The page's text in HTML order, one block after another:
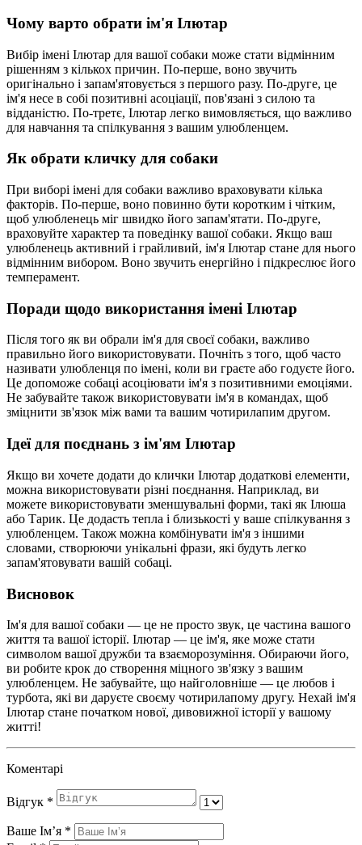
Чому варто обрати ім'я Ілютар
Вибір імені Ілютар для вашої собаки може стати відмінним
рішенням з кількох причин. По-перше, воно звучить
оригінально і запам'ятовується з першого разу. По-друге, це
ім'я несе в собі позитивні асоціації, пов'язані з силою та
відданістю. По-третє, Ілютар легко вимовляється, що важливо
для навчання та спілкування з вашим улюбленцем.
Як обрати кличку для собаки
При виборі імені для собаки важливо враховувати кілька
факторів. По-перше, воно повинно бути коротким і чітким,
щоб улюбленець міг швидко його запам'ятати. По-друге,
враховуйте характер та поведінку вашої собаки. Якщо ваш
улюбленець активний і грайливий, ім'я Ілютар стане для нього
відмінним вибором. Воно звучить енергійно і підкреслює його
темперамент.
Поради щодо використання імені Ілютар
Після того як ви обрали ім'я для своєї собаки, важливо
правильно його використовувати. Почніть з того, щоб часто
називати улюбленця по імені, коли ви граєте або годуєте його.
Це допоможе собаці асоціювати ім'я з позитивними емоціями.
Не забувайте також використовувати ім'я в командах, щоб
зміцнити зв'язок між вами та вашим чотирилапим другом.
Ідеї для поєднань з ім'ям Ілютар
Якщо ви хочете додати до клички Ілютар додаткові елементи,
можна використовувати різні поєднання. Наприклад, ви
можете використовувати зменшувальні форми, такі як Ілюша
або Тарик. Це додасть тепла і близькості у ваше спілкування з
улюбленцем. Також можна комбінувати ім'я з іншими
словами, створюючи унікальні фрази, які будуть легко
запам'ятовувати вашій собаці.
Висновок
Ім'я для вашої собаки — це не просто звук, це частина вашого
життя та вашої історії. Ілютар — це ім'я, яке може стати
символом вашої дружби та взаєморозуміння. Обираючи його,
ви робите крок до створення міцного зв'язку з вашим
улюбленцем. Не забувайте, що найголовніше — це любов і
турбота, які ви даруєте своєму чотирилапому другу. Нехай ім'я
Ілютар стане початком нової, дивовижної історії у вашому
житті!
Коментарі
Відгук *
Ваше Імʼя *